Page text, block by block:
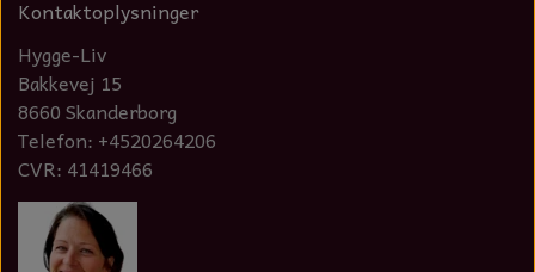
Kontaktoplysninger
Hygge-Liv
Bakkevej 15
8660 Skanderborg
Telefon: +4520264206
CVR: 41419466